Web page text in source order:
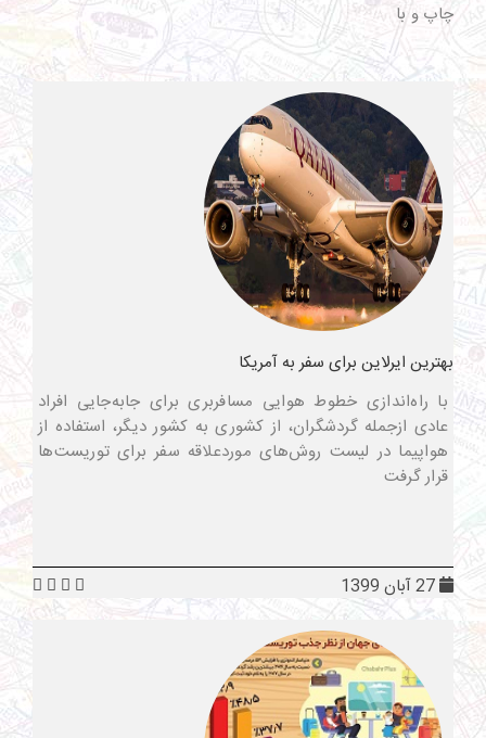
چاپ و با
بهترین ایرلاین برای سفر به آمریکا
با راه‌اندازی خطوط هوایی مسافربری برای جابه‌جایی افراد
عادی ازجمله گردشگران، از کشوری به کشور دیگر، استفاده از
هواپیما در لیست روش‌های موردعلاقه سفر برای توریست‌ها
قرار گرفت